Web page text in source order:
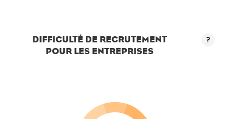
DIFFICULTÉ DE RECRUTEMENT
POUR LES ENTREPRISES
?